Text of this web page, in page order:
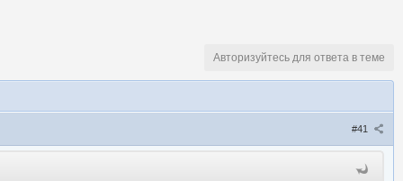
Авторизуйтесь для ответа в теме
#41